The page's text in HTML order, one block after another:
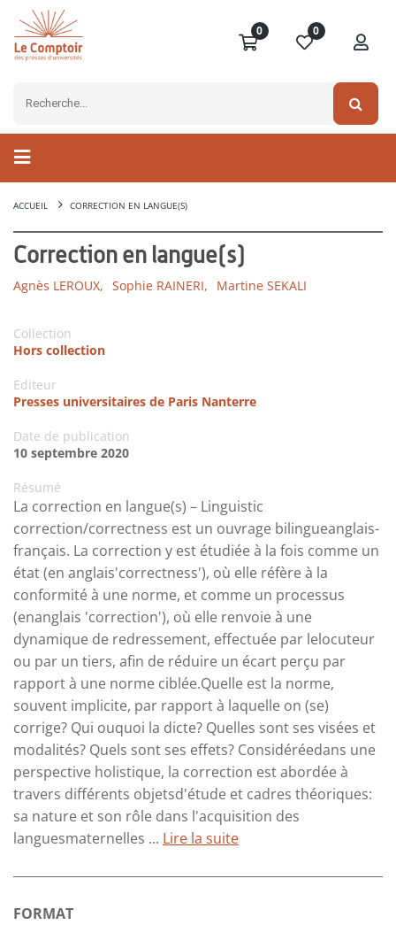
0 0
ACCUEIL CORRECTION EN LANGUE(S)
Correction en langue(s)
Agnès LEROUX, Sophie RAINERI, Martine SEKALI
Collection
Hors collection
Editeur
Presses universitaires de Paris Nanterre
Date de publication
10 septembre 2020
Résumé
La correction en langue(s) – Linguistic
correction/correctness est un ouvrage bilingueanglais-
français. La correction y est étudiée à la fois comme un
état (en anglais'correctness'), où elle réfère à la
conformité à une norme, et comme un processus
(enanglais 'correction'), où elle renvoie à une
dynamique de redressement, effectuée par lelocuteur
ou par un tiers, afin de réduire un écart perçu par
rapport à une norme ciblée.Quelle est la norme,
souvent implicite, par rapport à laquelle on (se)
corrige? Qui ouquoi la dicte? Quelles sont ses visées et
modalités? Quels sont ses effets? Considéréedans une
perspective holistique, la correction est abordée à
travers différents objetsd'étude et cadres théoriques:
sa nature et son rôle dans l'acquisition des
languesmaternelles ... Lire la suite
FORMAT